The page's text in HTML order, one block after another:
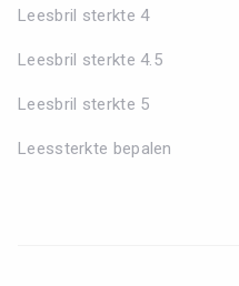
Leesbril sterkte 4
Leesbril sterkte 4.5
Leesbril sterkte 5
Leessterkte bepalen